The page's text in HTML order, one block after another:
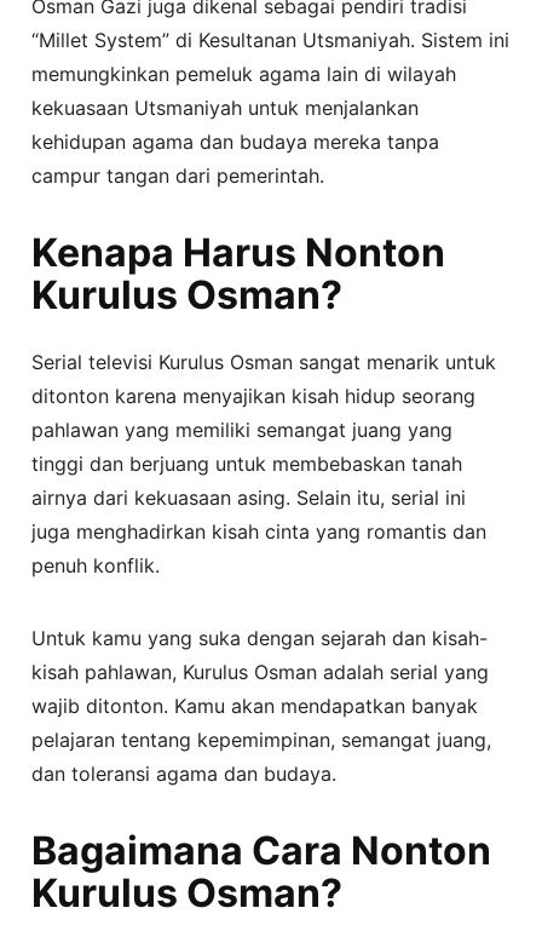
Osman Gazi juga dikenal sebagai pendiri tradisi
“Millet System” di Kesultanan Utsmaniyah. Sistem ini
memungkinkan pemeluk agama lain di wilayah
kekuasaan Utsmaniyah untuk menjalankan
kehidupan agama dan budaya mereka tanpa
campur tangan dari pemerintah.
Kenapa Harus Nonton
Kurulus Osman?
Serial televisi Kurulus Osman sangat menarik untuk
ditonton karena menyajikan kisah hidup seorang
pahlawan yang memiliki semangat juang yang
tinggi dan berjuang untuk membebaskan tanah
airnya dari kekuasaan asing. Selain itu, serial ini
juga menghadirkan kisah cinta yang romantis dan
penuh konflik.
Untuk kamu yang suka dengan sejarah dan kisah-
kisah pahlawan, Kurulus Osman adalah serial yang
wajib ditonton. Kamu akan mendapatkan banyak
pelajaran tentang kepemimpinan, semangat juang,
dan toleransi agama dan budaya.
Bagaimana Cara Nonton
Kurulus Osman?